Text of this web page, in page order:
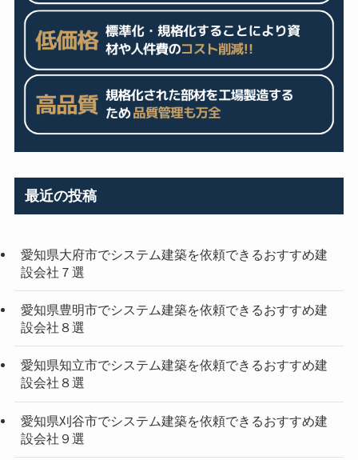
最近の投稿
愛知県大府市でシステム建築を依頼できるおすすめ建
設会社７選
愛知県豊明市でシステム建築を依頼できるおすすめ建
設会社８選
愛知県知立市でシステム建築を依頼できるおすすめ建
設会社８選
愛知県刈谷市でシステム建築を依頼できるおすすめ建
設会社９選